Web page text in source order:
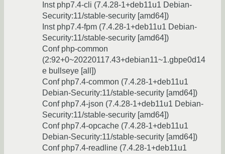
Inst php7.4-cli (7.4.28-1+deb11u1 Debian-
Security:11/stable-security [amd64])
Inst php7.4-fpm (7.4.28-1+deb11u1 Debian-
Security:11/stable-security [amd64])
Conf php-common
(2:92+0~20220117.43+debian11~1.gbpe0d14
e bullseye [all])
Conf php7.4-common (7.4.28-1+deb11u1
Debian-Security:11/stable-security [amd64])
Conf php7.4-json (7.4.28-1+deb11u1 Debian-
Security:11/stable-security [amd64])
Conf php7.4-opcache (7.4.28-1+deb11u1
Debian-Security:11/stable-security [amd64])
Conf php7.4-readline (7.4.28-1+deb11u1